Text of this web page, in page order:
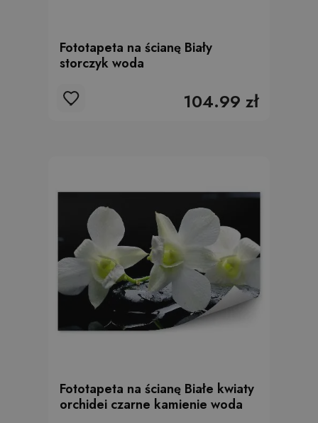
Fototapeta na ścianę Biały
storczyk woda
104.99 zł
Fototapeta na ścianę Białe kwiaty
orchidei czarne kamienie woda